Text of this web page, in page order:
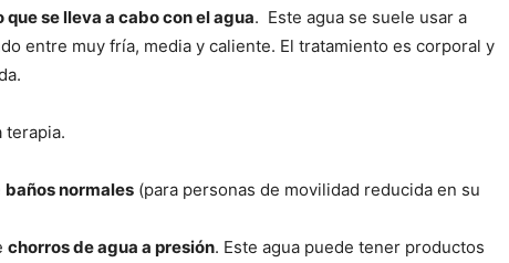
se lleva a cabo con el agua. Este agua se suele usar a
entre muy fría, media y caliente. El tratamiento es corporal y
terapia.
baños normales (para personas de movilidad reducida en su
chorros de agua a presión. Este agua puede tener productos